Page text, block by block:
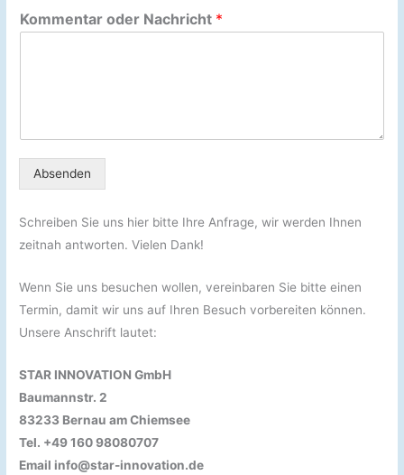
Kommentar oder Nachricht *
Absenden
Schreiben Sie uns hier bitte Ihre Anfrage, wir werden Ihnen
zeitnah antworten. Vielen Dank!
Wenn Sie uns besuchen wollen, vereinbaren Sie bitte einen
Termin, damit wir uns auf Ihren Besuch vorbereiten können.
Unsere Anschrift lautet:
STAR INNOVATION GmbH
Baumannstr. 2
83233 Bernau am Chiemsee
Tel. +49 160 98080707
Email info@star-innovation.de